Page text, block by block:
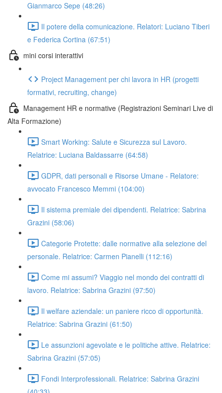
Gianmarco Sepe (48:26)
Il potere della comunicazione. Relatori: Luciano Tiberi
e Federica Cortina (67:51)
mini corsi interattivi
Project Management per chi lavora in HR (progetti
formativi, recruiting, change)
Management HR e normative (Registrazioni Seminari Live di
Alta Formazione)
Smart Working: Salute e Sicurezza sul Lavoro.
Relatrice: Luciana Baldassarre (64:58)
GDPR, dati personali e Risorse Umane - Relatore:
avvocato Francesco Memmi (104:00)
Il sistema premiale dei dipendenti. Relatrice: Sabrina
Grazini (58:06)
Categorie Protette: dalle normative alla selezione del
personale. Relatrice: Carmen Pianelli (112:16)
Come mi assumi? Viaggio nel mondo dei contratti di
lavoro. Relatrice: Sabrina Grazini (97:50)
Il welfare aziendale: un paniere ricco di opportunità.
Relatrice: Sabrina Grazini (61:50)
Le assunzioni agevolate e le politiche attive. Relatrice:
Sabrina Grazini (57:05)
Fondi Interprofessionali. Relatrice: Sabrina Grazini